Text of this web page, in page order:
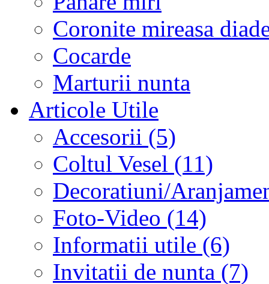
Coronite mireasa
Cocarde
Marturii nunta
Articole Utile
Accesorii (5)
Coltul Vesel (11)
Decoratiuni/
Foto-Video (14)
Informatii utile (6)
Invitatii de nunta (7)